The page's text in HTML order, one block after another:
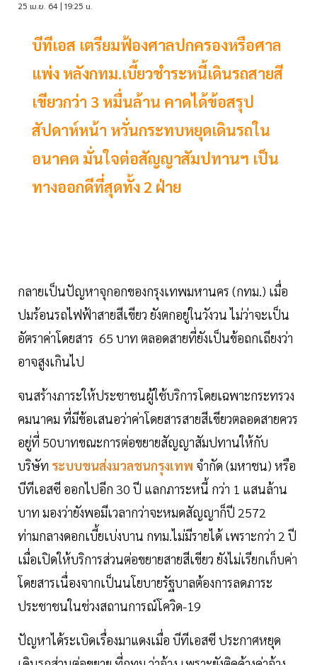
25 เม.ย. 64 | 19:25 น.
บีทีเอส เตรียมฟ้องศาลปกครองหรือศาล
แพ่ง หลังกทม.เบี้ยวชำระหนี้เดินรถสายสี
เขียวกว่า 3 หมื่นล้าน คาดได้ข้อสรุป
สัปดาห์หน้า หวั่นกระทบหยุดเดินรถใน
อนาคต มั่นใจต่อสัญญาสัมปทานฯ เป็น
ทางออกดีที่สุดทั้ง 2 ฝ่าย
กลายเป็นปัญหาจุกอกของกรุงเทพมหานคร (กทม.) เมื่อ
ปมร้อนรถไฟฟ้าสายสีเขียว ยังตกอยู่ในวังวน ไม่ว่าจะเป็น
อัตราค่าโดยสาร 65 บาท ตลอดสายที่ยังเป็นข้อถกเถียงว่า
อาจสูงเกินไป
จนสร้างภาระให้ประชาชนผู้ใช้บริการโดยเฉพาะกระทรวง
คมนาคม ที่มีข้อเสนอว่าค่าโดยสารสายสีเขียวตลอดสายควร
อยู่ที่ 50บาทขณะการต่อขยายสัญญาสัมปทานให้กับ
บริษัท ระบบขนส่งมวลชนกรุงเทพ จำกัด (มหาชน) หรือ
บีทีเอสซี ออกไปอีก 30 ปี แลกภาระหนี้ กว่า 1 แสนล้าน
บาท มองว่ายังพอมีเวลากว่าจะหมดสัญญาก็ปี 2572
ท่ามกลางดอกเบี้ยเบ่งบาน กทม.ไม่มีรายได้ เพราะกว่า 2 ปี
เมื่อเปิดให้บริการส่วนต่อขยายสายสีเขียว ยังไม่เรียกเก็บค่า
โดยสารเนื่องจากเป็นนโยบายรัฐบาลต้องการลดภาระ
ประชาชนในช่วงสถานการณ์โควิด-19
ปัญหาได้ระเบิดเรื่องมาแดงเมื่อ บีทีเอสซี ประกาศหยุด